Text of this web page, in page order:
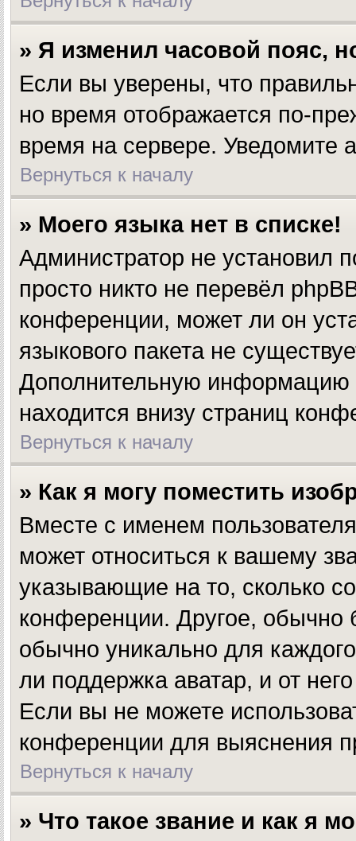
» Я изменил часовой пояс,
Если вы уверены, что
но время отображается по-
время на сервере. Уведомите
Вернуться к началу
» Моего языка нет в списке!
Администратор не установил
просто никто не перевёл
конференции, может ли он
языкового пакета не
Дополнительную информацию
находится внизу страниц
Вернуться к началу
» Как я могу поместить
Вместе с именем
может относиться к вашему
указывающие на то, сколько
конференции. Другое, обычно
обычно уникально для
ли поддержка аватар, и от
Если вы не можете
конференции для выяснения
Вернуться к началу
» Что такое звание и как я